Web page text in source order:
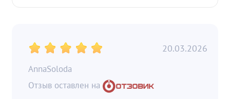
AnnaSoloda
20.03.2026